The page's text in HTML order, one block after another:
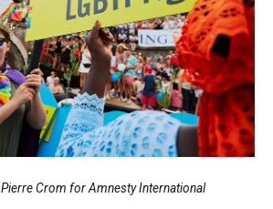
Pierre Crom for Amnesty International